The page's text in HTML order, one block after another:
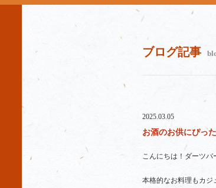
ブログ記事
2025.03.05
お酒のお供にぴっ
こんにちは！ダーツバ
本格的なお料理もカジ